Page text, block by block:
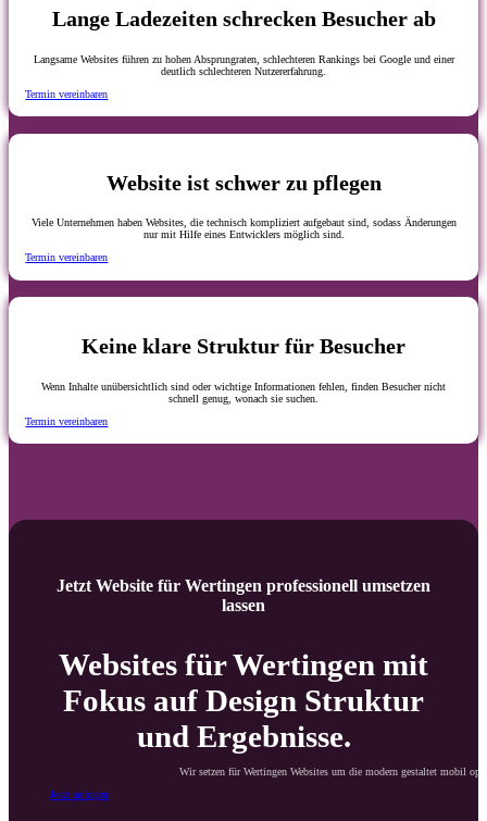
Lange Ladezeiten schrecken Besucher ab
Langsame Websites führen zu hohen Absprungraten, schlechteren Rankings bei Google und einer
deutlich schlechteren Nutzererfahrung.
Termin vereinbaren
Website ist schwer zu pflegen
Viele Unternehmen haben Websites, die technisch kompliziert aufgebaut sind, sodass Änderungen
nur mit Hilfe eines Entwicklers möglich sind.
Termin vereinbaren
Keine klare Struktur für Besucher
Wenn Inhalte unübersichtlich sind oder wichtige Informationen fehlen, finden Besucher nicht
schnell genug, wonach sie suchen.
Termin vereinbaren
Jetzt Website für Wertingen professionell umsetzen
lassen
Websites für Wertingen mit
Fokus auf Design Struktur
und Ergebnisse.
Wir setzen für Wertingen Websites um die modern gestaltet mobil
Jetzt anfragen